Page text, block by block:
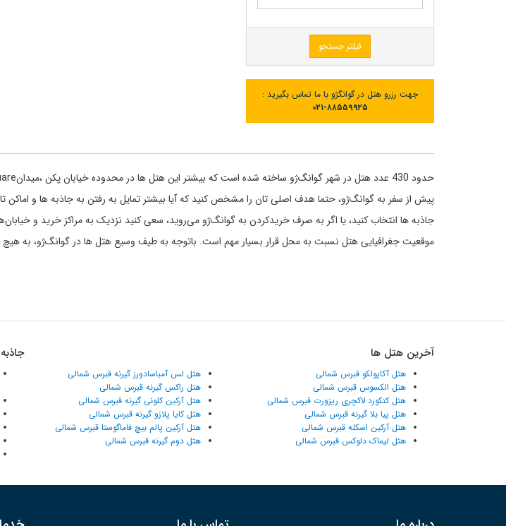
فیلتر جستجو
جهت رزرو هتل در گوانگژو با ما تماس بگیرید :
۰۲۱-۸۸۵۵۹۹۲۵
پیش از سفر به گوانگ‌ژو، حتما هدف اصلی تان را مشخص کنید که آیا بیشتر تمایل به رفتن به جاذبه ها و
جاذبه ها انتخاب کنید، یا اگر به صرف خریدکردن به گوانگ‌ژو می‌روید، سعی کنید نزدیک به مراکز خرید و
موقعیت جغرافیایی هتل نسبت به محل قرار بسیار مهم است. باتوجه به طیف وسیع هتل ها در گوانگ‌ژو، به هیچ
آخرین هتل ها
هتل آکاپولکو قبرس شمالی
هتل الکسوس قبرس شمالی
هتل کنکورد لاکچری ریزورت قبرس شمالی
هتل پیا بلا گیرنه قبرس شمالی
هتل آرکین اسکله قبرس شمالی
هتل لیماک دلوکس قبرس شمالی
هتل لس آمباسادورز گیرنه قبرس شمالی
هتل راکس گیرنه قبرس شمالی
هتل آرکین کلونی گیرنه قبرس شمالی
هتل کایا پلازو گیرنه قبرس شمالی
هتل آرکین پالم بیچ فاماگوستا قبرس شمالی
هتل دوم گیرنه قبرس شمالی